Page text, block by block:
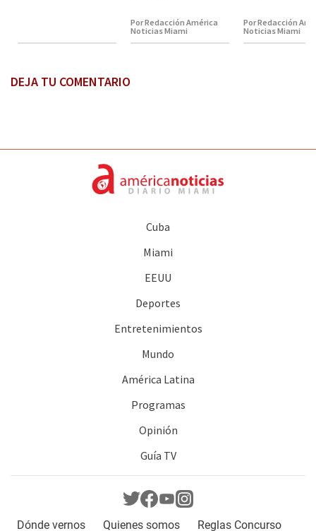
Por Redacción América
Noticias Miami
Por Redacción
Noticias Miami
DEJA TU COMENTARIO
Cuba
Miami
EEUU
Deportes
Entretenimientos
Mundo
América Latina
Programas
Opinión
Guía TV
Dónde vernos Quienes somos Reglas Concurso